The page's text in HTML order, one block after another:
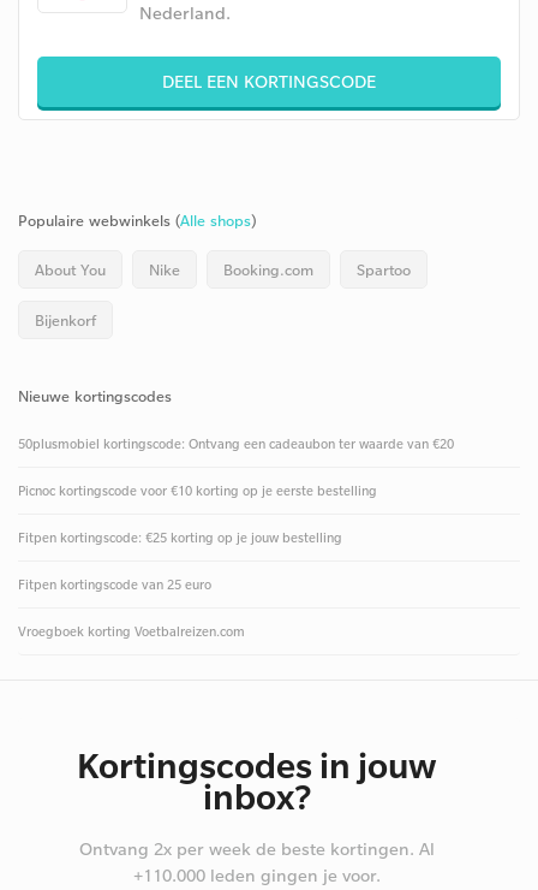
Nederland.
DEEL EEN KORTINGSCODE
Populaire webwinkels (Alle shops)
About You Nike Booking.com Spartoo
Bijenkorf
Nieuwe kortingscodes
50plusmobiel kortingscode: Ontvang een cadeaubon ter waarde van €20
Picnoc kortingscode voor €10 korting op je eerste bestelling
Fitpen kortingscode: €25 korting op je jouw bestelling
Fitpen kortingscode van 25 euro
Vroegboek korting Voetbalreizen.com
Kortingscodes in jouw
inbox?
Ontvang 2x per week de beste kortingen. Al
+110.000 leden gingen je voor.